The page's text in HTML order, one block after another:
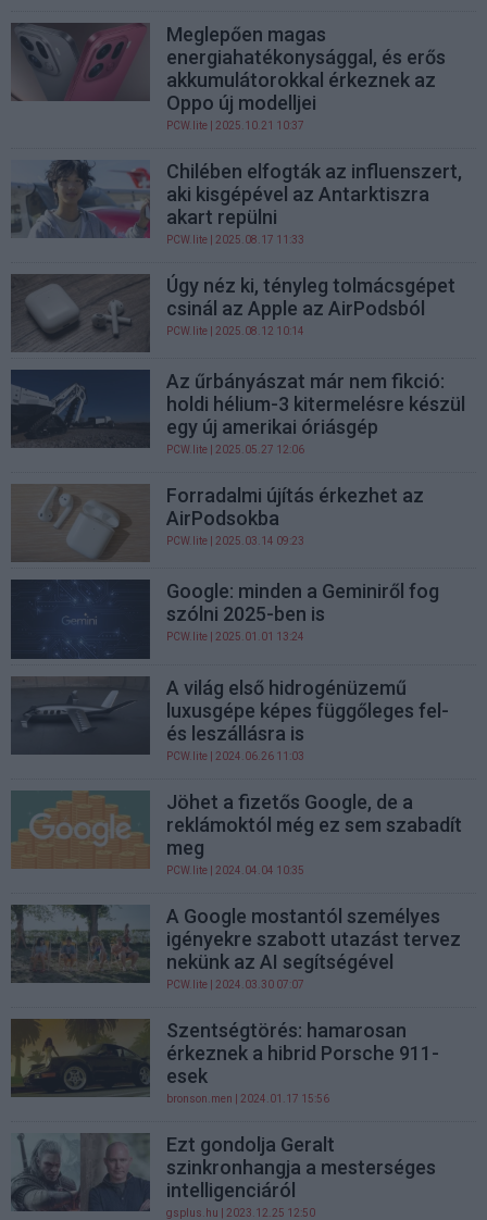
Meglepően magas
energiahatékonysággal, és erős
akkumulátorokkal érkeznek az
Oppo új modelljei
PCW.lite | 2025.10.21 10:37
Chilében elfogták az influenszert,
aki kisgépével az Antarktiszra
akart repülni
PCW.lite | 2025.08.17 11:33
Úgy néz ki, tényleg tolmácsgépet
csinál az Apple az AirPodsból
PCW.lite | 2025.08.12 10:14
Az űrbányászat már nem fikció:
holdi hélium-3 kitermelésre készül
egy új amerikai óriásgép
PCW.lite | 2025.05.27 12:06
Forradalmi újítás érkezhet az
AirPodsokba
PCW.lite | 2025.03.14 09:23
Google: minden a Geminiről fog
szólni 2025-ben is
PCW.lite | 2025.01.01 13:24
A világ első hidrogénüzemű
luxusgépe képes függőleges fel-
és leszállásra is
PCW.lite | 2024.06.26 11:03
Jöhet a fizetős Google, de a
reklámoktól még ez sem szabadít
meg
PCW.lite | 2024.04.04 10:35
A Google mostantól személyes
igényekre szabott utazást tervez
nekünk az AI segítségével
PCW.lite | 2024.03.30 07:07
Szentségtörés: hamarosan
érkeznek a hibrid Porsche 911-
esek
bronson.men | 2024.01.17 15:56
Ezt gondolja Geralt
szinkronhangja a mesterséges
intelligenciáról
gsplus.hu | 2023.12.25 12:50